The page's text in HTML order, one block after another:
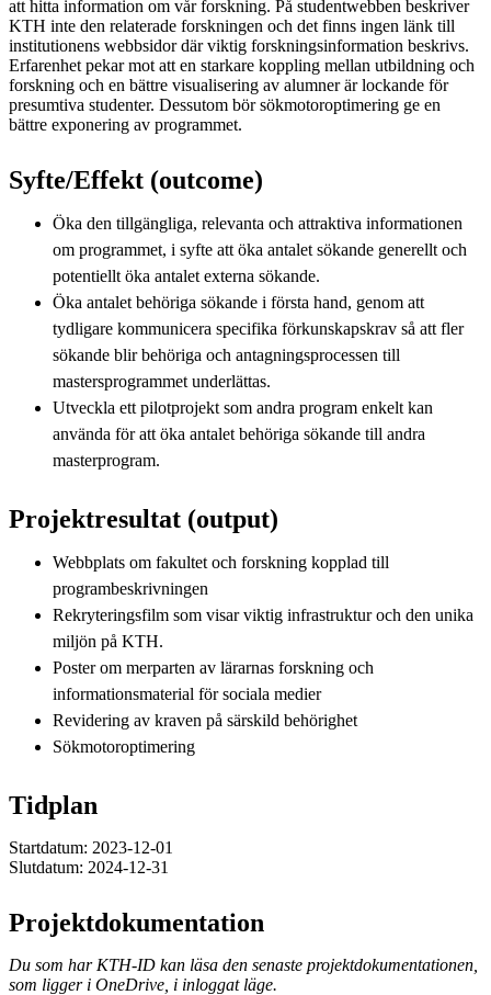
att hitta information om vår forskning. På studentwebben beskriver
KTH inte den relaterade forskningen och det finns ingen länk till
institutionens webbsidor där viktig forskningsinformation beskrivs.
Erfarenhet pekar mot att en starkare koppling mellan utbildning och
forskning och en bättre visualisering av alumner är lockande för
presumtiva studenter. Dessutom bör sökmotoroptimering ge en
bättre exponering av programmet.
Syfte/Effekt (outcome)
Öka den tillgängliga, relevanta och attraktiva informationen
om programmet, i syfte att öka antalet sökande generellt och
potentiellt öka antalet externa sökande.
Öka antalet behöriga sökande i första hand, genom att
tydligare kommunicera specifika förkunskapskrav så att fler
sökande blir behöriga och antagningsprocessen till
mastersprogrammet underlättas.
Utveckla ett pilotprojekt som andra program enkelt kan
använda för att öka antalet behöriga sökande till andra
masterprogram.
Projektresultat (output)
Webbplats om fakultet och forskning kopplad till
programbeskrivningen
Rekryteringsfilm som visar viktig infrastruktur och den unika
miljön på KTH.
Poster om merparten av lärarnas forskning och
informationsmaterial för sociala medier
Revidering av kraven på särskild behörighet
Sökmotoroptimering
Tidplan
Startdatum: 2023-12-01
Slutdatum: 2024-12-31
Projektdokumentation
Du som har KTH-ID kan läsa den senaste projektdokumentationen,
som ligger i OneDrive, i inloggat läge.